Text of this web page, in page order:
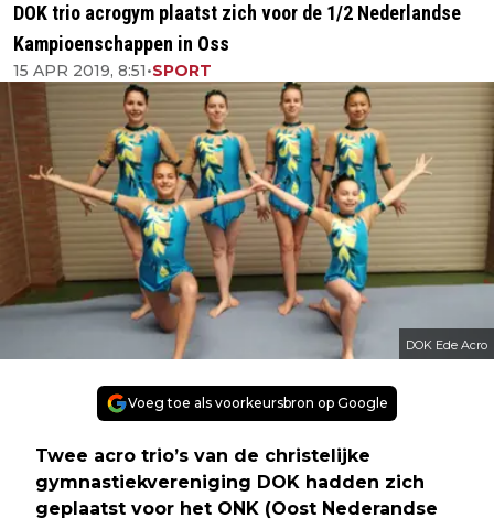
DOK trio acrogym plaatst zich voor de 1/2 Nederlandse
Kampioenschappen in Oss
15 APR 2019, 8:51•SPORT
DOK Ede Acro
Voeg toe als voorkeursbron op Google
Twee acro trio’s van de christelijke
gymnastiekvereniging DOK hadden zich
geplaatst voor het ONK (Oost Nederandse